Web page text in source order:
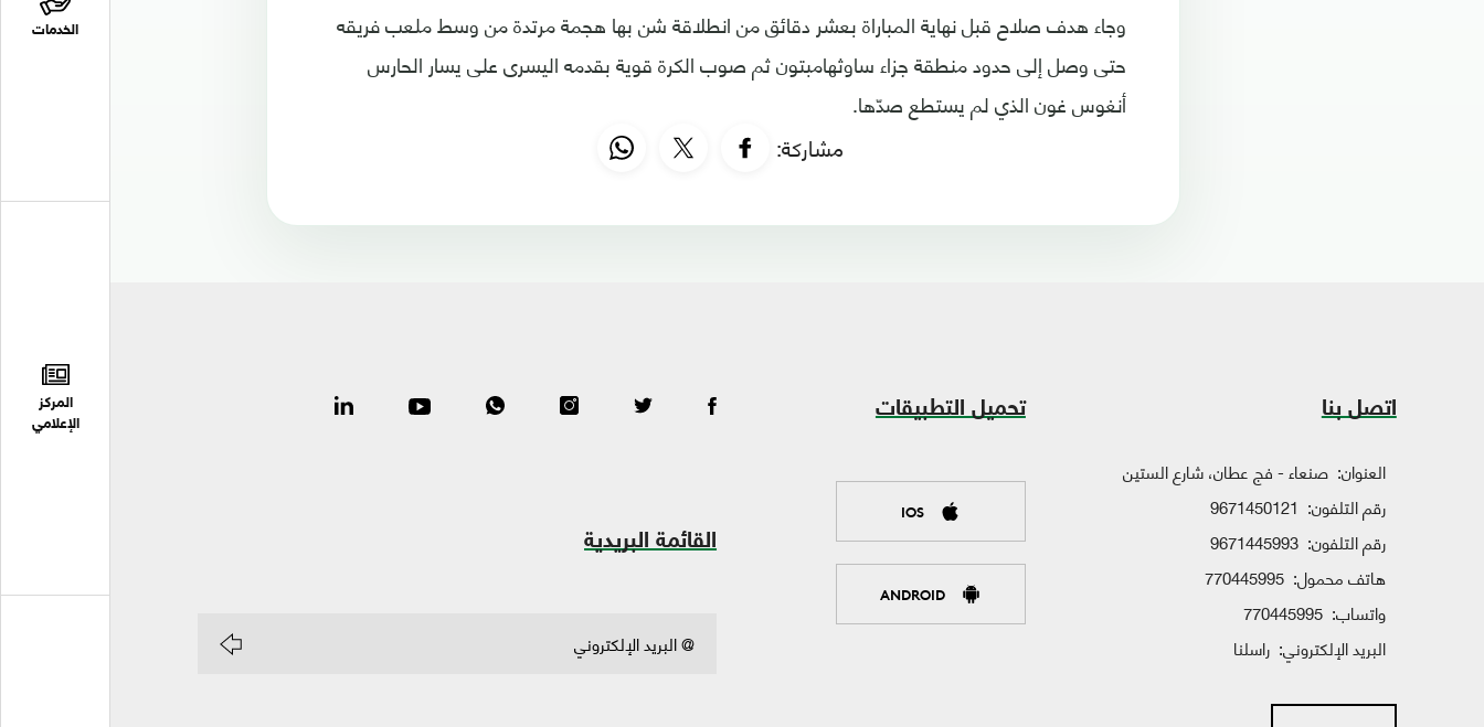
الخدمات
المركز
الإعلامي
وجاء هدف صلاح قبل نهاية المباراة بعشر دقائق من انطلاقة شن بها هجمة مرتدة من وسط ملعب فريقه
حتى وصل إلى حدود منطقة جزاء ساوثهامبتون ثم صوب الكرة قوية بقدمه اليسرى على يسار الحارس
أنغوس غون الذي لم يستطع صدّها.
مشاركة:
اتصل بنا
العنوان: صنعاء - فج عطان، شارع الستين
رقم التلفون: 9671450121
رقم التلفون: 9671445993
هاتف محمول: 770445995
واتساب: 770445995
البريد الإلكتروني: راسلنا
تحميل التطبيقات
IOS
ANDROID
القائمة البريدية